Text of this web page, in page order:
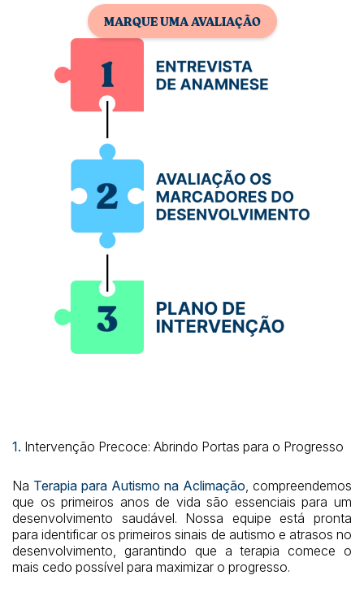
MARQUE UMA AVALIAÇÃO
1. Intervenção Precoce: Abrindo Portas para o Progresso
Na Terapia para Autismo na Aclimação, compreendemos
que os primeiros anos de vida são essenciais para um
desenvolvimento saudável. Nossa equipe está pronta
para identificar os primeiros sinais de autismo e atrasos no
desenvolvimento, garantindo que a terapia comece o
mais cedo possível para maximizar o progresso.